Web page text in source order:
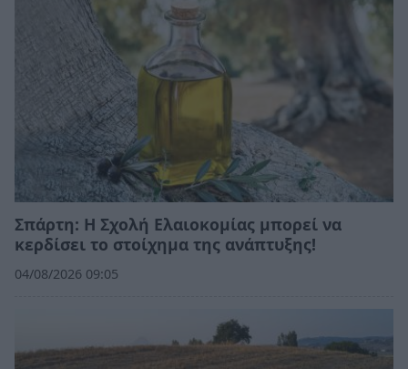
Σπάρτη: Η Σχολή Ελαιοκομίας μπορεί να
κερδίσει το στοίχημα της ανάπτυξης!
04/08/2026 09:05